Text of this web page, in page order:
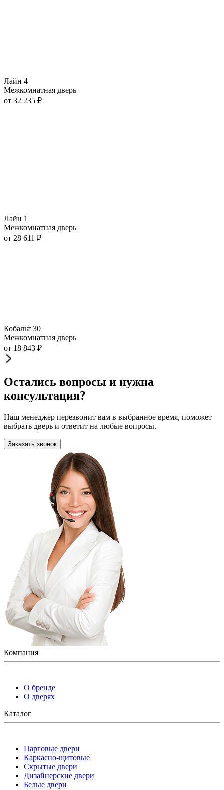
Лайн 4
Межкомнатная дверь
от 32 235 ₽
Лайн 1
Межкомнатная дверь
от 28 611 ₽
Кобальт 30
Межкомнатная дверь
от 18 843 ₽
Остались вопросы и нужна
консультация?
Наш менеджер перезвонит вам в выбранное время, поможет
выбрать дверь и ответит на любые вопросы.
Заказать звонок
Компания
О бренде
О дверях
Каталог
Царговые двери
Каркасно-щитовые
Скрытые двери
Дизайнерские двери
Белые двери